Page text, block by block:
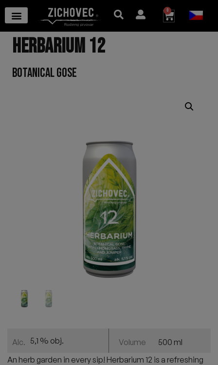
0
HERBARIUM 12
BOTANICAL GOSE
Alc. 5,1 % obj. Volume
500 ml
An herb garden in every sip! Herbarium 12 is a refreshing